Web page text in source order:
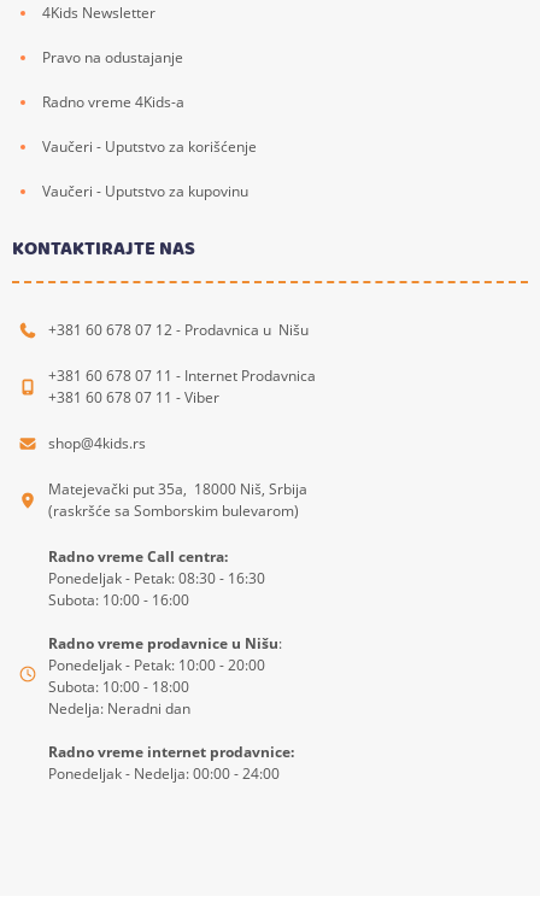
4Kids Newsletter
Pravo na odustajanje
Radno vreme 4Kids-a
Vaučeri - Uputstvo za korišćenje
Vaučeri - Uputstvo za kupovinu
KONTAKTIRAJTE NAS
+381 60 678 07 12 - Prodavnica u Nišu
+381 60 678 07 11 - Internet Prodavnica
+381 60 678 07 11 - Viber
shop@4kids.rs
Matejevački put 35a, 18000 Niš, Srbija
(raskršće sa Somborskim bulevarom)
Radno vreme Call centra:
Ponedeljak - Petak: 08:30 - 16:30
Subota: 10:00 - 16:00
Radno vreme prodavnice u Nišu:
Ponedeljak - Petak: 10:00 - 20:00
Subota: 10:00 - 18:00
Nedelja: Neradni dan
Radno vreme internet prodavnice:
Ponedeljak - Nedelja: 00:00 - 24:00